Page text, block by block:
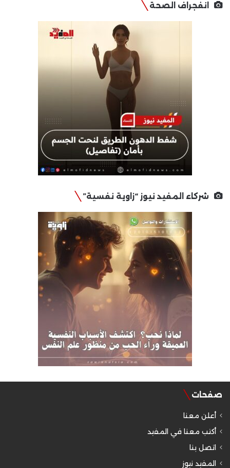
انفجراف الصحة
شركاء المفيد نيوز “زاوية نفسية”
صفحات
أعلن معنا
أكتب معنا في المفيد
اتصل بنا
المفيد نيوز